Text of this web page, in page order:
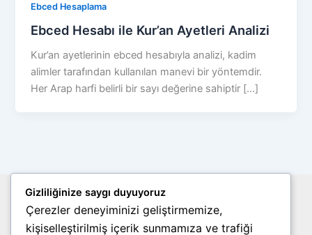
Ebced Hesaplama
Ebced Hesabı ile Kur’an Ayetleri Analizi
Kur’an ayetlerinin ebced hesabıyla analizi, kadim
alimler tarafından kullanılan manevi bir yöntemdir.
Her Arap harfi belirli bir sayı değerine sahiptir […]
Site Haritası
Gizlilik Politikası
Çerez Politikası
Gizliliğinize saygı duyuyoruz
Çerezler deneyiminizi geliştirmemize,
kişiselleştirilmiş içerik sunmamıza ve trafiği